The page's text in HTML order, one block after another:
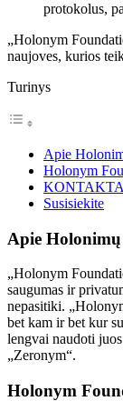
protokolus,
„Holonym
naujoves, kurios
Turinys
Apie
Holonym
Susisiekite
Apie
„Holonym
saugumas ir
nepasitiki.
bet kam ir bet kur
lengvai naudoti
„Zeronym“.
Holonym